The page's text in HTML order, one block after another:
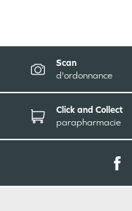
Scan
d'ordonnance
Click and Collect
parapharmacie